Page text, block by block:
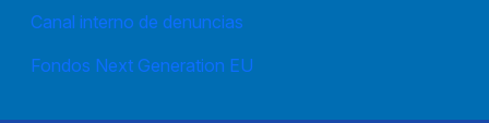
Canal interno de denuncias
Fondos Next Generation EU